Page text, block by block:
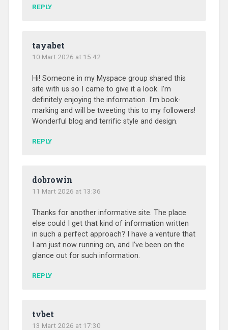
REPLY
tayabet
10 Mart 2026 at 15:42
Hi! Someone in my Myspace group shared this
site with us so I came to give it a look. I’m
definitely enjoying the information. I’m book-
marking and will be tweeting this to my followers!
Wonderful blog and terrific style and design.
REPLY
dobrowin
11 Mart 2026 at 13:36
Thanks for another informative site. The place
else could I get that kind of information written
in such a perfect approach? I have a venture that
I am just now running on, and I’ve been on the
glance out for such information.
REPLY
tvbet
13 Mart 2026 at 17:30